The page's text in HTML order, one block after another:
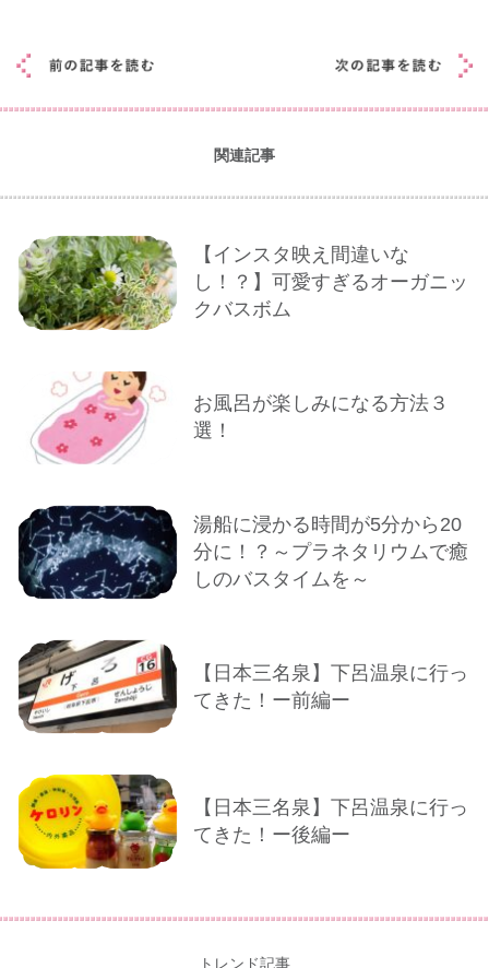
関連記事
【インスタ映え間違いな
し！？】可愛すぎるオーガニッ
クバスボム
お風呂が楽しみになる方法３
選！
湯船に浸かる時間が5分から20
分に！？～プラネタリウムで癒
しのバスタイムを～
【日本三名泉】下呂温泉に行っ
てきた！ー前編ー
【日本三名泉】下呂温泉に行っ
てきた！ー後編ー
トレンド記事